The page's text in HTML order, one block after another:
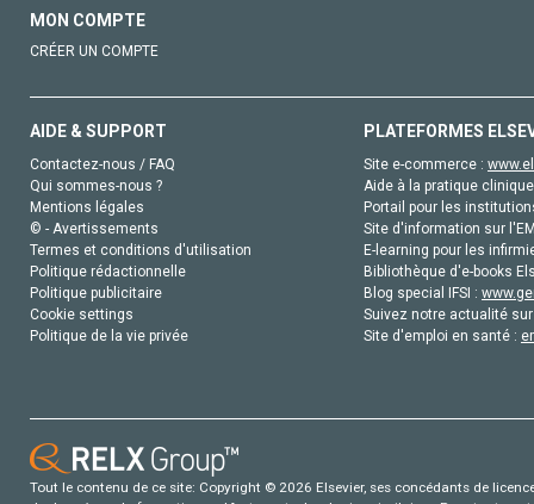
MON COMPTE
CRÉER UN COMPTE
AIDE & SUPPORT
Contactez-nous / FAQ
Qui sommes-nous ?
Mentions légales
© - Avertissements
Termes et conditions d'utilisation
Politique rédactionnelle
Politique publicitaire
Cookie settings
Politique de la vie privée
PLATEFORMES
Site e-commerce :
Aide à la pratique
Portail pour les
Site d'information sur
E-learning pour les
Bibliothèque d'e-books
Blog special IFSI :
Suivez notre actualité
Site d'emploi en santé :
Tout le contenu de ce site: Copyright © 2026 Elsevier, ses concédants de